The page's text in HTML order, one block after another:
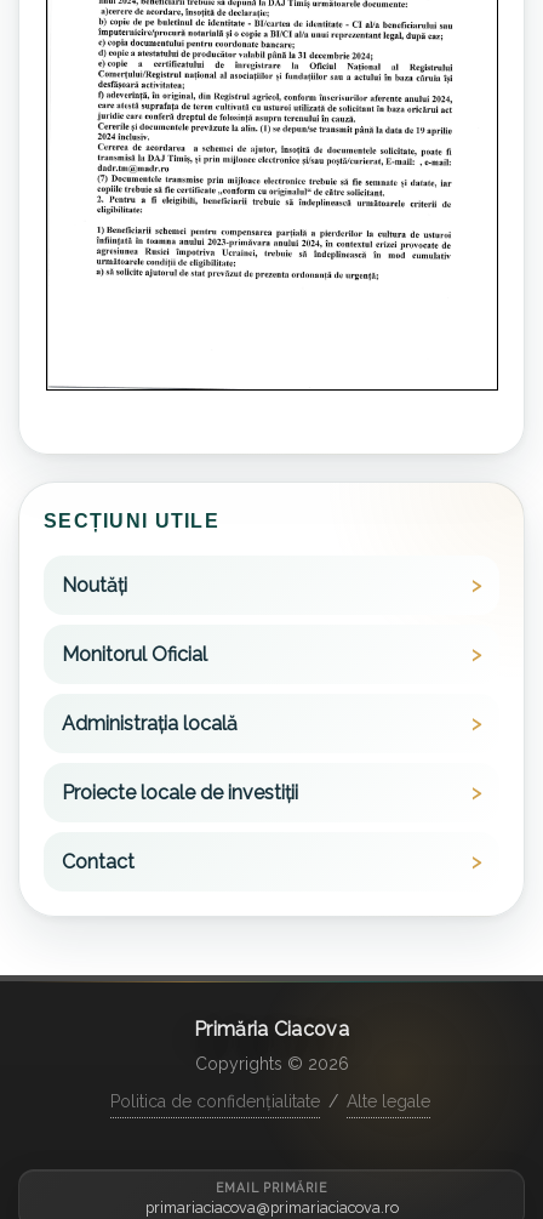
SECȚIUNI UTILE
Noutăți
Monitorul Oficial
Administrația locală
Proiecte locale de investiții
Contact
Primăria Ciacova
Copyrights © 2026
Politica de confidențialitate / Alte legale
EMAIL PRIMĂRIE
primariaciacova@primariaciacova.ro